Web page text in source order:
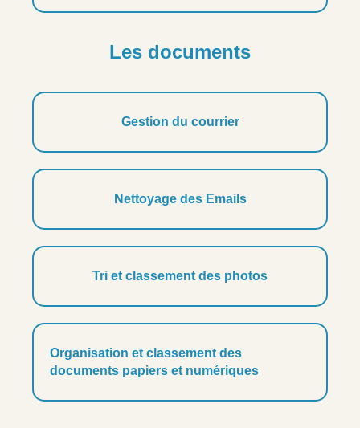
Les documents
Gestion du courrier
Nettoyage des Emails
Tri et classement des photos
Organisation et classement des
documents papiers et numériques